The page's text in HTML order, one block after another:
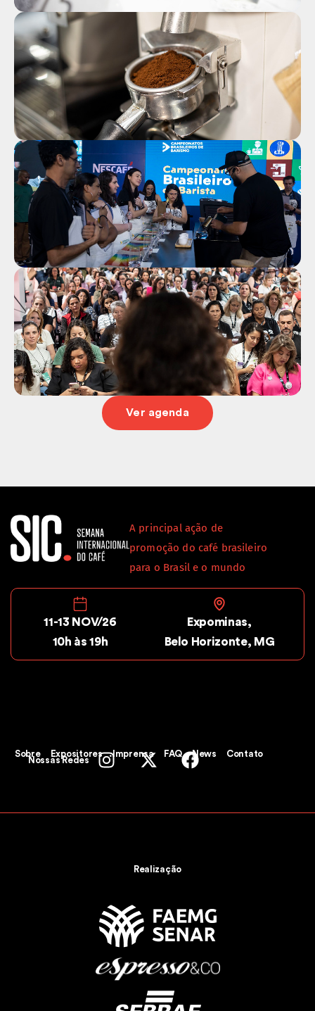
Ver agenda
A principal ação de
promoção do café brasileiro
para o Brasil e o mundo
11-13 NOV/26
10h às 19h
Expominas,
Belo Horizonte, MG
Sobre Expositores Imprensa FAQ News Contato
Nossas Redes
Realização